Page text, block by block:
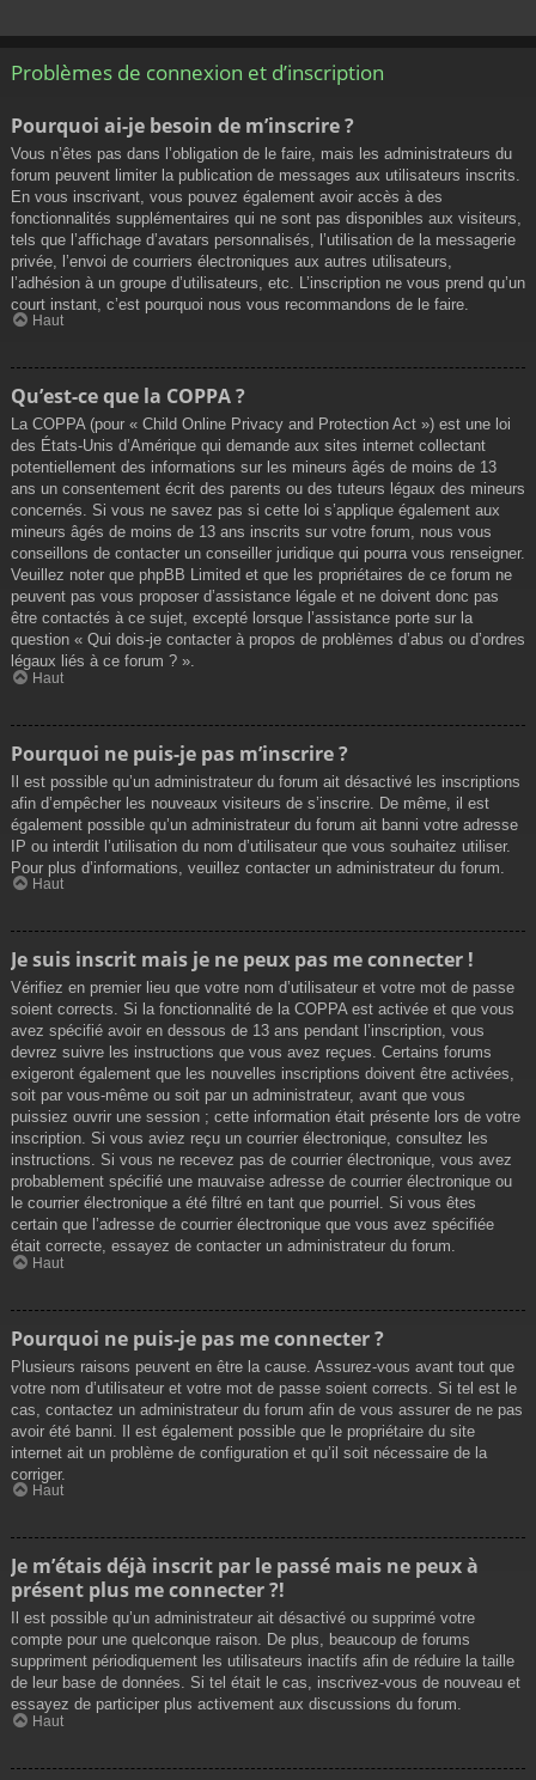
Problèmes de connexion et d’inscription
Pourquoi ai-je besoin de m’inscrire ?
Vous n’êtes pas dans l’obligation de le faire, mais les administrateurs du
forum peuvent limiter la publication de messages aux utilisateurs inscrits.
En vous inscrivant, vous pouvez également avoir accès à des
fonctionnalités supplémentaires qui ne sont pas disponibles aux visiteurs,
tels que l’affichage d’avatars personnalisés, l’utilisation de la messagerie
privée, l’envoi de courriers électroniques aux autres utilisateurs,
l’adhésion à un groupe d’utilisateurs, etc. L’inscription ne vous prend qu’un
court instant, c’est pourquoi nous vous recommandons de le faire.
Haut
Qu’est-ce que la COPPA ?
La COPPA (pour « Child Online Privacy and Protection Act ») est une loi
des États-Unis d’Amérique qui demande aux sites internet collectant
potentiellement des informations sur les mineurs âgés de moins de 13
ans un consentement écrit des parents ou des tuteurs légaux des mineurs
concernés. Si vous ne savez pas si cette loi s’applique également aux
mineurs âgés de moins de 13 ans inscrits sur votre forum, nous vous
conseillons de contacter un conseiller juridique qui pourra vous renseigner.
Veuillez noter que phpBB Limited et que les propriétaires de ce forum ne
peuvent pas vous proposer d’assistance légale et ne doivent donc pas
être contactés à ce sujet, excepté lorsque l’assistance porte sur la
question « Qui dois-je contacter à propos de problèmes d’abus ou d’ordres
légaux liés à ce forum ? ».
Haut
Pourquoi ne puis-je pas m’inscrire ?
Il est possible qu’un administrateur du forum ait désactivé les inscriptions
afin d’empêcher les nouveaux visiteurs de s’inscrire. De même, il est
également possible qu’un administrateur du forum ait banni votre adresse
IP ou interdit l’utilisation du nom d’utilisateur que vous souhaitez utiliser.
Pour plus d’informations, veuillez contacter un administrateur du forum.
Haut
Je suis inscrit mais je ne peux pas me connecter !
Vérifiez en premier lieu que votre nom d’utilisateur et votre mot de passe
soient corrects. Si la fonctionnalité de la COPPA est activée et que vous
avez spécifié avoir en dessous de 13 ans pendant l’inscription, vous
devrez suivre les instructions que vous avez reçues. Certains forums
exigeront également que les nouvelles inscriptions doivent être activées,
soit par vous-même ou soit par un administrateur, avant que vous
puissiez ouvrir une session ; cette information était présente lors de votre
inscription. Si vous aviez reçu un courrier électronique, consultez les
instructions. Si vous ne recevez pas de courrier électronique, vous avez
probablement spécifié une mauvaise adresse de courrier électronique ou
le courrier électronique a été filtré en tant que pourriel. Si vous êtes
certain que l’adresse de courrier électronique que vous avez spécifiée
était correcte, essayez de contacter un administrateur du forum.
Haut
Pourquoi ne puis-je pas me connecter ?
Plusieurs raisons peuvent en être la cause. Assurez-vous avant tout que
votre nom d’utilisateur et votre mot de passe soient corrects. Si tel est le
cas, contactez un administrateur du forum afin de vous assurer de ne pas
avoir été banni. Il est également possible que le propriétaire du site
internet ait un problème de configuration et qu’il soit nécessaire de la
corriger.
Haut
Je m’étais déjà inscrit par le passé mais ne peux à
présent plus me connecter ?!
Il est possible qu’un administrateur ait désactivé ou supprimé votre
compte pour une quelconque raison. De plus, beaucoup de forums
suppriment périodiquement les utilisateurs inactifs afin de réduire la taille
de leur base de données. Si tel était le cas, inscrivez-vous de nouveau et
essayez de participer plus activement aux discussions du forum.
Haut